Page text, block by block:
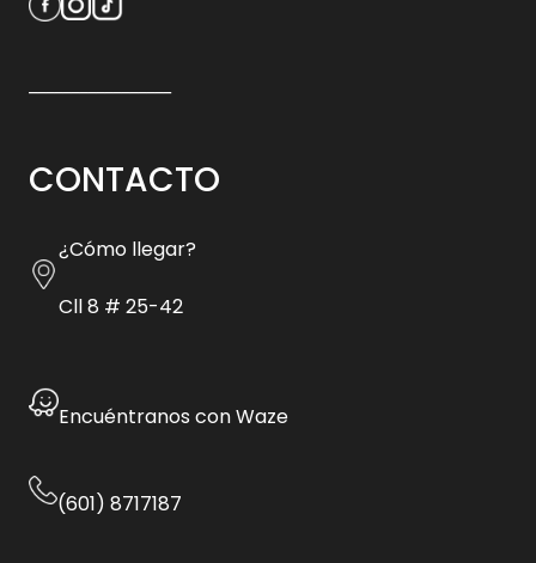
CONTACTO
¿Cómo llegar?
Cll 8 # 25-42
Encuéntranos con Waze
(601) 8717187